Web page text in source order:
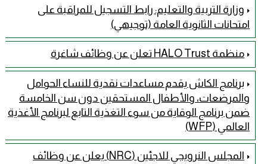
وزارة التربية والتعليم: رابط التسجيل للمراقبة على
امتحانات الثانوية العامة (توجيهي)
منظمة HALO Trust تعلن عن وظائف شاغرة
برنامج الكاش يقدم مساعدات نقدية للنساء الحوامل
والمرضعات، والأطفال المستحقين دون سن الخامسة
ضمن برنامج الوقاية من سوء التغذية التابع لبرنامج الأغذية
العالمي (WFP)
المجلس النرويجي للاجئين (NRC) يعلن عن وظائف